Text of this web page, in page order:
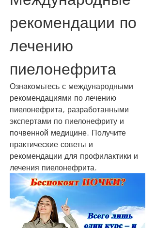
рекомендации по
лечению
пиелонефрита
Ознакомьтесь с международными
рекомендациями по лечению
пиелонефрита, разработанными
экспертами по пиелонефриту и
почвенной медицине. Получите
практические советы и
рекомендации для профилактики и
лечения пиелонефрита.